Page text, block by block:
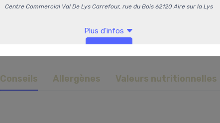
Conseils Allergènes Valeurs nutritionnelles